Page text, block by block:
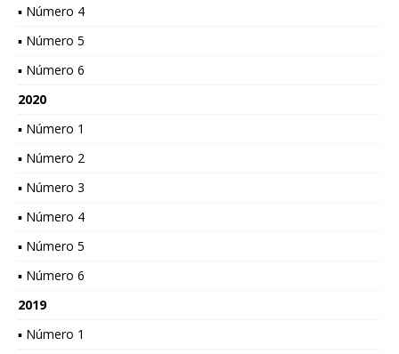
▪ Número 4
▪ Número 5
▪ Número 6
2020
▪ Número 1
▪ Número 2
▪ Número 3
▪ Número 4
▪ Número 5
▪ Número 6
2019
▪ Número 1